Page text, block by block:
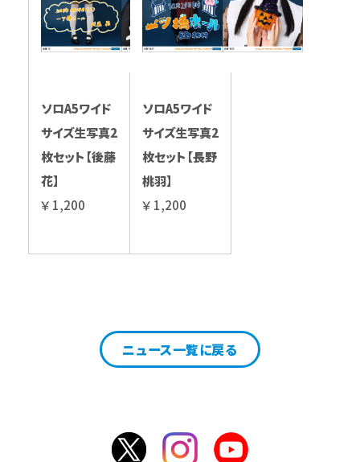
ソロA5ワイド
サイズ生写真2
枚セット【後藤
花】
￥ 1,200
ソロA5ワイド
サイズ生写真2
枚セット【長野
桃羽】
￥ 1,200
ニュース一覧に戻る